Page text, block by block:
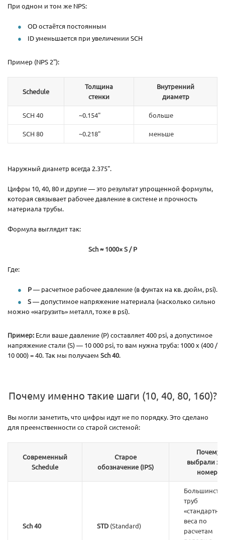
При одном и том же NPS:
OD остаётся постоянным
ID уменьшается при увеличении SCH
Пример (NPS 2"):
Schedule
Толщина
стенки
Внутренний
диаметр
SCH 40 ~0.154" больше
SCH 80 ~0.218" меньше
Наружный диаметр всегда 2.375".
Цифры 10, 40, 80 и другие — это результат упрощенной формулы,
которая связывает рабочее давление в системе и прочность
материала трубы.
Формула выглядит так:
Sch ≈ 1000× S / P
Где:
P— расчетное рабочее давление (в фунтах на кв. дюйм, psi).
S— допустимое напряжение материала (насколько сильно
можно «нагрузить» металл, тоже в psi).
Пример: Если ваше давление (P) составляет 400 psi, а допустимое
напряжение стали (S) — 10 000 psi, то вам нужна труба: 1000 x (400 /
10 000) = 40. Так мы получаем Sch 40.
Почему именно такие шаги (10, 40, 80, 160)?
Вы могли заметить, что цифры идут не по порядку. Это сделано
для преемственности со старой системой:
Современный
Schedule
Старое
обозначение (IPS)
Почему
выбрали
номер?
Sch 40 STD (Standard)
труб
веса по
расчетам